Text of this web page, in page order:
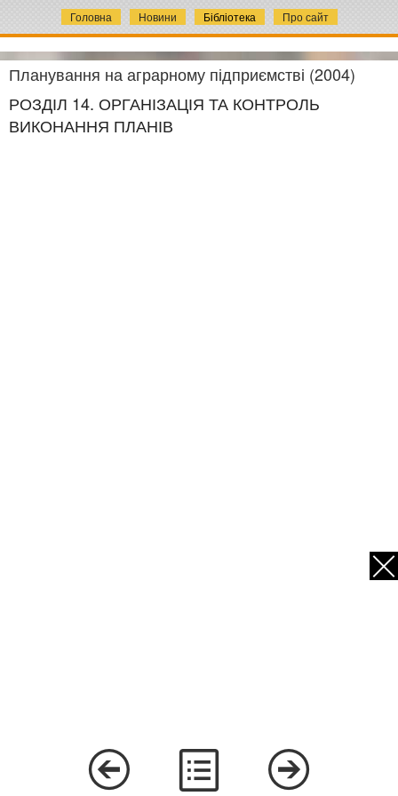
Головна Новини Бібліотека Про сайт
Планування на аграрному підприємстві (2004)
РОЗДІЛ 14. ОРГАНІЗАЦІЯ ТА КОНТРОЛЬ
ВИКОНАННЯ ПЛАНІВ